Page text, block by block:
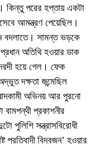
কিন্তু পরের হপ্তায় একটা
আমন্ত্রণ পেয়েছিল।
বদলাতে। সামন্ত ভড়কে
অতিথি হওয়ার ডাক
হয়ে গেল। ফেক
দক্ষতা জন্মেছিল
অভিনয় আর পুরনো
প্রকাশনীর
পুলিশি সন্ত্রাসবিরোধী
প্রতিবাদী বিদ্বজন’ হওয়ার